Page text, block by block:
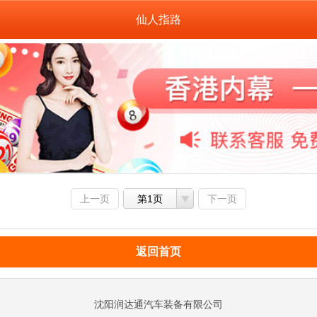
仙人指路
上一页 第1页 下一页
返回首页
沈阳润达通汽车装备有限公司